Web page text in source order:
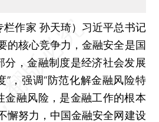
栏作家 孙天琦） 习近平总书记
的核心竞争力，金融安全是国
分，金融制度是经济社会发展
”，强调“防范化解金融风险特
金融风险，是金融工作的根本
懈努力，中国金融安全网建设